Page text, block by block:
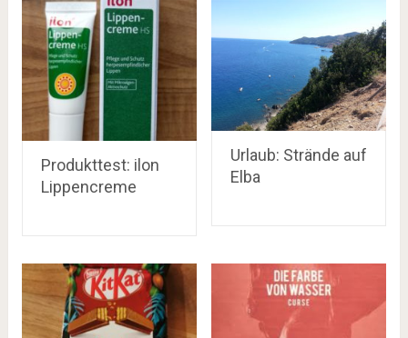
Produkttest: ilon
Lippencreme
Urlaub: Strände auf
Elba